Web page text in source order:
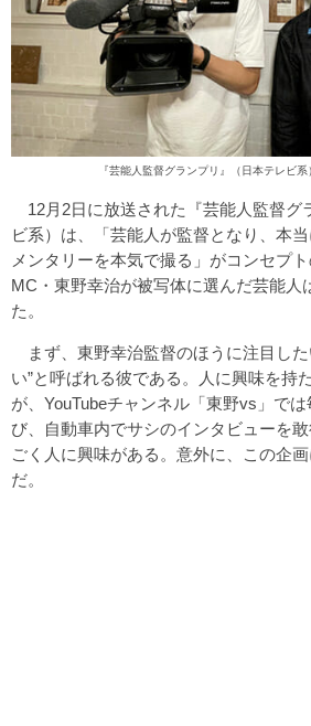
『芸能人監督グランプリ』（日本テレビ系
12月2日に放送された『芸能人監督グ
ビ系）は、「芸能人が監督となり、本
メンタリーを本気で撮る」がコンセプ
MC・東野幸治が被写体に選んだ芸能人
た。
まず、東野幸治監督のほうに注目した
い”と呼ばれる彼である。人に興味を持
が、YouTubeチャンネル「東野vs」で
び、自動車内でサシのインタビューを
ごく人に興味がある。意外に、この企
だ。